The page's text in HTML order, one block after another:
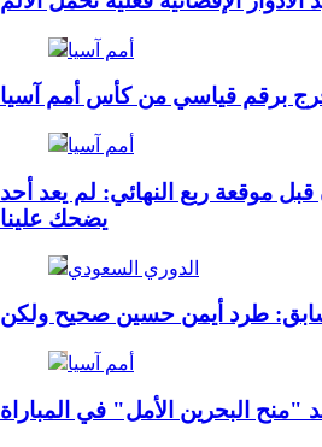
أمم آسيا
برقم قياسي من كأس أمم آسيا
أمم آسيا
موقعة ربع النهائي: لم يعد أحد
يضحك علينا
الدوري السعودي
أمم آسيا
"منح البحرين الأمل" في المباراة